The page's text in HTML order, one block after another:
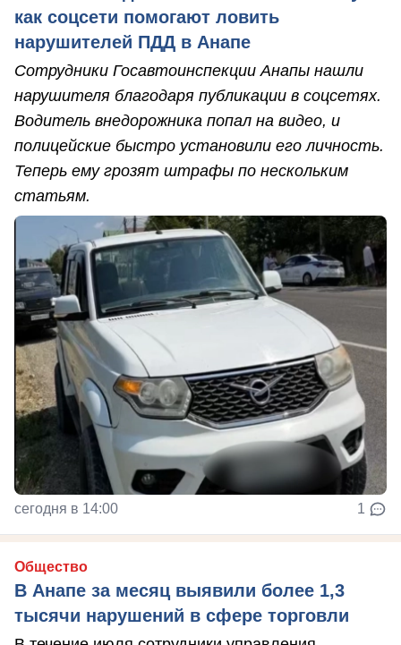
как соцсети помогают ловить
нарушителей ПДД в Анапе
Сотрудники Госавтоинспекции Анапы нашли
нарушителя благодаря публикации в соцсетях.
Водитель внедорожника попал на видео, и
полицейские быстро установили его личность.
Теперь ему грозят штрафы по нескольким
статьям.
сегодня в 14:00 1
Общество
В Анапе за месяц выявили более 1,3
тысячи нарушений в сфере торговли